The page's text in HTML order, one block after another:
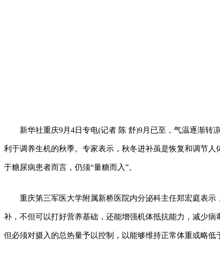
新华社重庆9月4日专电(记者 陈 舒)9月已至，气温逐渐转
利于调养生机的秋季。专家表示，秋冬进补虽是恢复和调节人
于糖尿病患者而言，仍须“量糖而入”。
重庆第三军医大学附属新桥医院内分泌科主任郑宏庭表示
补，不但可以打好营养基础，还能增强机体抵抗能力，减少病
但必须对摄入的总热量予以控制，以能够维持正常体重或略低